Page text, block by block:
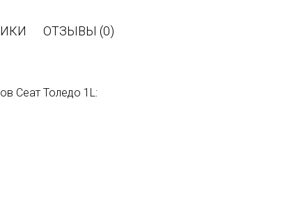
ОТЗЫВЫ (0)
Сеат Толедо 1L: